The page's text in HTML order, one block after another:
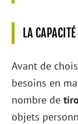
LA
Avant de
besoins en
nombre de
objets